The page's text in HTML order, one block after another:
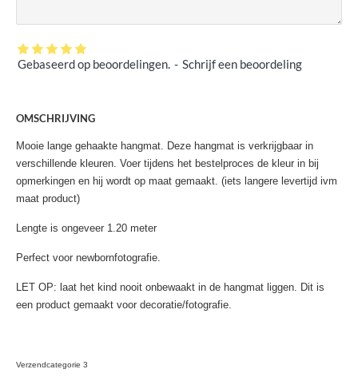
Gebaseerd op beoordelingen. - Schrijf een beoordeling
OMSCHRIJVING
Mooie lange gehaakte hangmat. Deze hangmat is verkrijgbaar in
verschillende kleuren. Voer tijdens het bestelproces de kleur in bij
opmerkingen en hij wordt op maat gemaakt. (iets langere levertijd ivm
maat product)
Lengte is ongeveer 1.20 meter
Perfect voor newbornfotografie.
LET OP: laat het kind nooit onbewaakt in de hangmat liggen. Dit is
een product gemaakt voor decoratie/fotografie.
Verzendcategorie 3